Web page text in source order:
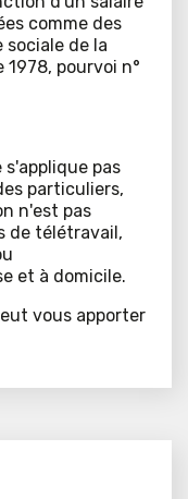
comme des
sociale de la
1978, pourvoi n°
pas
particuliers,
n'est pas
de télétravail,
et à domicile.
vous apporter